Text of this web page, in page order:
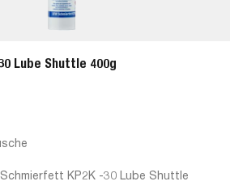
Lube Shuttle 400g
KP2K -30 Lube Shuttle